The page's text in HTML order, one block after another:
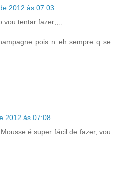
2012 às 07:03
vou tentar fazer;;;;
pois n eh sempre q se
2012 às 07:08
é super fácil de fazer, vou